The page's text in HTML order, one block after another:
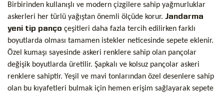
Birbirinden kullanışlı ve modern çizgilere sahip yağmurluklar
askerleri her türlü yağıştan önemli ölçüde korur. Jandarma
yeni tip panço çeşitleri daha fazla tercih edilirken farklı
boyutlarda olması tamamen istekler neticesinde sepete eklenir.
Özel kumaşı sayesinde askeri renklere sahip olan pançolar
değişik boyutlarda üretilir. Şapkalı ve kolsuz pançolar askeri
renklere sahiptir. Yeşil ve mavi tonlarından özel desenlere sahip
olan bu kıyafetleri bulmak için hemen erişim sağlayarak sepete